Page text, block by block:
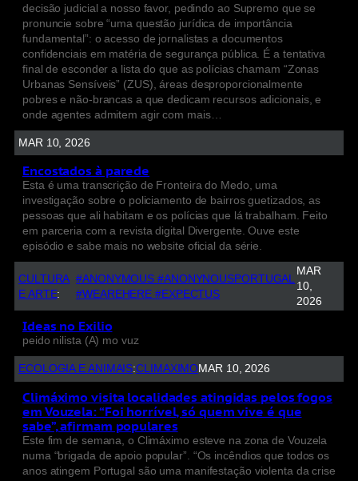
decisão judicial a nosso favor, pedindo ao Supremo que se
pronuncie sobre “uma questão jurídica de importância
fundamental”: o acesso de jornalistas a documentos
confidenciais em matéria de segurança pública. É a tentativa
final de esconder a lista do que as polícias chamam “Zonas
Urbanas Sensíveis” (ZUS), áreas desproporcionalmente
pobres e não-brancas a que dedicam recursos adicionais, e
onde agentes admitem agir com mais…
MAR 10, 2026
Encostados à parede
Esta é uma transcrição de Fronteira do Medo, uma
investigação sobre o policiamento de bairros guetizados, as
pessoas que ali habitam e os polícias que lá trabalham. Feito
em parceria com a revista digital Divergente. Ouve este
episódio e sabe mais no website oficial da série.
CULTURA
E ARTE:
#ANONYMOUS #ANONYNOUSPORTUGAL
#WEAREHERE #EXPECTUS
MAR
10,
2026
Ideas no Exilio
peido nilista (A) mo vuz
ECOLOGIA E ANIMAIS:CLIMAXIMOMAR 10, 2026
Climáximo visita localidades atingidas pelos fogos
em Vouzela: “Foi horrível, só quem vive é que
sabe”, afirmam populares
Este fim de semana, o Climáximo esteve na zona de Vouzela
numa “brigada de apoio popular”. “Os incêndios que todos os
anos atingem Portugal são uma manifestação violenta da crise